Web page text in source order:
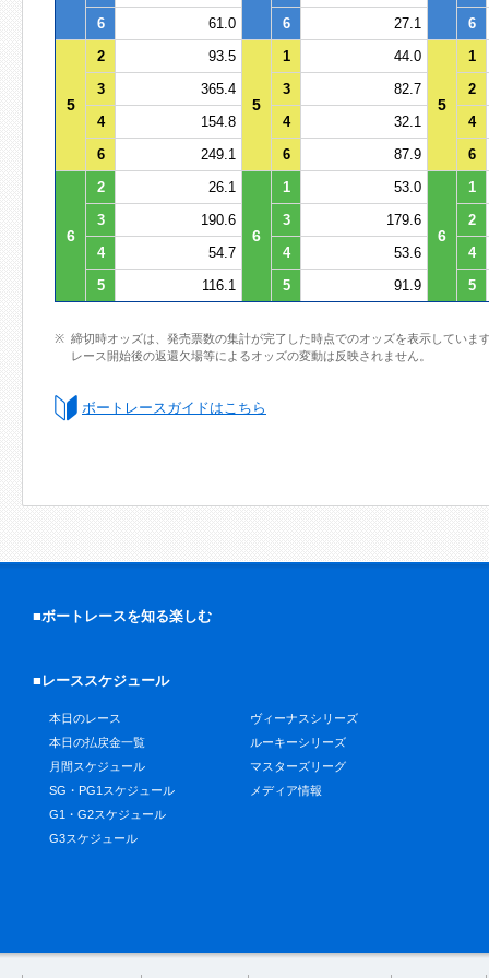
6
61.0 6 27.1 6
5
2 93.5
5
1 44.0
5
1
3
365.4 3 82.7
2
4
154.8 4 32.1
4
6
249.1 6 87.9 6
6
2 26.1
6
1 53.0
6
1
3
190.6 3 179.6
2
4
54.7 4 53.6
4
5
116.1 5 91.9 5
締切時オッズは、発売票数の集計が完了した時点でのオッズを表示していま
レース開始後の返還欠場等によるオッズの変動は反映されません。
ボートレースガイドはこちら
■ボートレースを知る楽しむ
■レーススケジュール
本日のレース
本日の払戻金一覧
月間スケジュール
SG・PG1スケジュール
G1・G2スケジュール
G3スケジュール
ヴィーナスシリーズ
ルーキーシリーズ
マスターズリーグ
メディア情報